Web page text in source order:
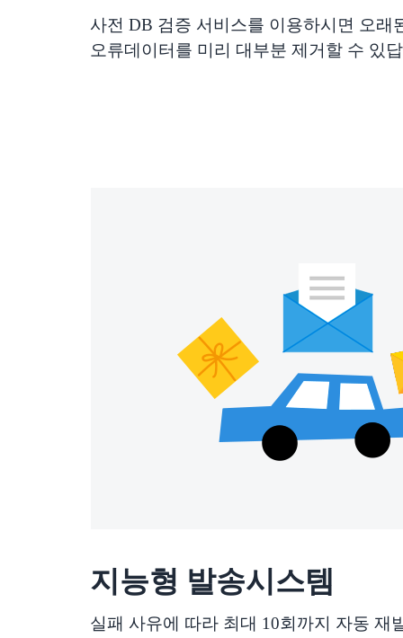
사전 DB 검증 서비스를 이용하시면 오래
오류데이터를 미리 대부분 제거할 수 있
지능형 발송시스템
실패 사유에 따라 최대 10회까지 자동 재